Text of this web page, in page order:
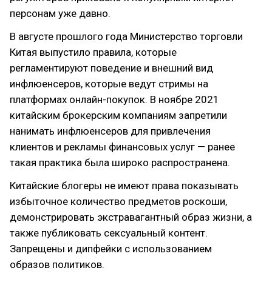
персонам уже давно.
В августе прошлого года Министерство торговли
Китая выпустило правила, которые
регламентируют поведение и внешний вид
инфлюенсеров, которые ведут стримы на
платформах онлайн-покупок. В ноябре 2021
китайским брокерским компаниям запретили
нанимать инфлюенсеров для привлечения
клиентов и рекламы финансовых услуг — ранее
такая практика была широко распространена.
Китайские блогеры не имеют права показывать
избыточное количество предметов роскоши,
демонстрировать экстравагантный образ жизни, а
также публиковать сексуальный контент.
Запрещены и дипфейки с использованием
образов политиков.